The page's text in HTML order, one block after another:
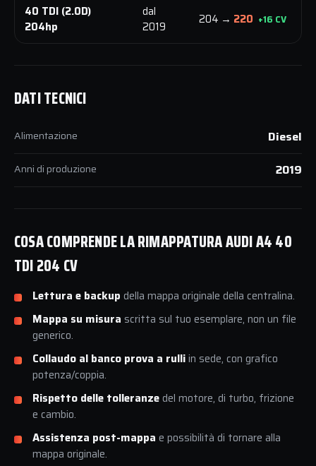
40 TDI (2.0D)
204hp
dal
2019
204 → 220 +16 CV
DATI TECNICI
Alimentazione Diesel
Anni di produzione 2019
COSA COMPRENDE LA RIMAPPATURA AUDI A4 40
TDI 204 CV
Lettura e backup della mappa originale della centralina.
Mappa su misura scritta sul tuo esemplare, non un file
generico.
Collaudo al banco prova a rulliin sede, con grafico
potenza/coppia.
Rispetto delle tolleranzedel motore, di turbo, frizione
e cambio.
Assistenza post-mappa e possibilità di tornare alla
mappa originale.